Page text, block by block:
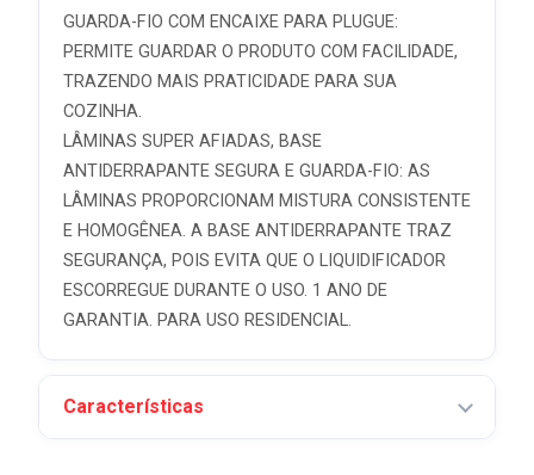
GUARDA-FIO COM ENCAIXE PARA PLUGUE:
PERMITE GUARDAR O PRODUTO COM FACILIDADE,
TRAZENDO MAIS PRATICIDADE PARA SUA
COZINHA.
LÂMINAS SUPER AFIADAS, BASE
ANTIDERRAPANTE SEGURA E GUARDA-FIO: AS
LÂMINAS PROPORCIONAM MISTURA CONSISTENTE
E HOMOGÊNEA. A BASE ANTIDERRAPANTE TRAZ
SEGURANÇA, POIS EVITA QUE O LIQUIDIFICADOR
ESCORREGUE DURANTE O USO. 1 ANO DE
GARANTIA. PARA USO RESIDENCIAL.
Características